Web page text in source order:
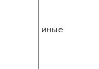
иные